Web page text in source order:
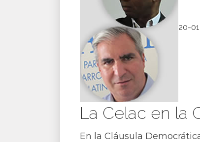
20-
La Celac en la
En la Cláusula